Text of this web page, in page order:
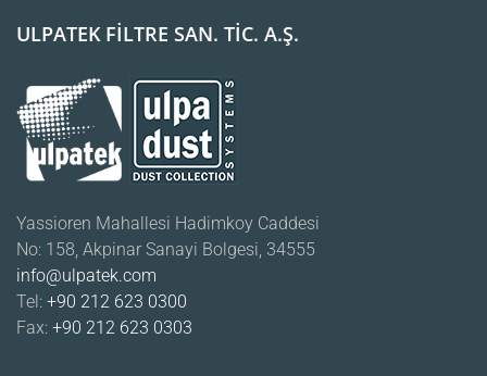
ULPATEK FİLTRE SAN. TİC. A.Ş.
Yassioren Mahallesi Hadimkoy Caddesi
No: 158, Akpinar Sanayi Bolgesi, 34555
info@ulpatek.com
Tel: +90 212 623 0300
Fax: +90 212 623 0303